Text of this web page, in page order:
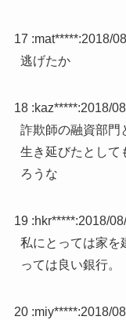
17 :mat*****:2018/
逃げたか
18 :kaz*****:2018/
詐欺師の融資部門
生き延びたとして
ろうな
19 :hkr*****:2018/
私にとっては家を
っては良い銀行。
20 :miy*****:2018/